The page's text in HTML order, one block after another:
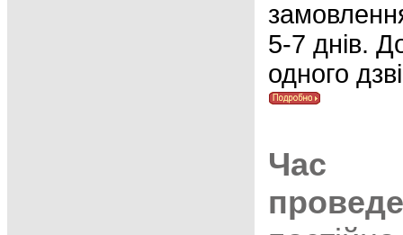
5-7 днів.
одного
Час